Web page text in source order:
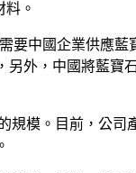
。
要中國企業供應藍
外，中國將藍寶
規模。目前，公司